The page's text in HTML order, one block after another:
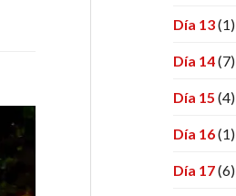
Día 13(1)
Día 14(7)
Día 15 (4)
Día 16(1)
Día 17(6)